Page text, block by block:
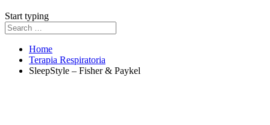
Start typing
Home
Terapia Respiratoria
SleepStyle – Fisher & Paykel